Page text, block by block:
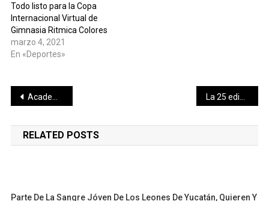
Todo listo para la Copa
Internacional Virtual de
Gimnasia Ritmica Colores
marzo 4, 2021
En «Deportes»
Navegación
de
entradas
Academias Deportivas comienzan a trabajar con Probeis en municipios
RELATED POSTS
Parte De La Sangre Jóven De Los Leones De Yucatán, Quieren Y